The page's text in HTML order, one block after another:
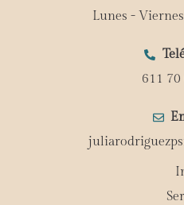
Lunes -
611 70